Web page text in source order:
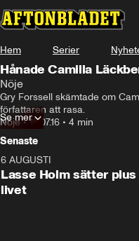
Hem Serier
Hånade Camilla
Nöje
Gry Forssell skämtade om
författaren att rasa.
Nöje•18.07.16 • 4 min
Se mer
Senaste
6 AUGUSTI
Lasse Holm sätter plus
livet